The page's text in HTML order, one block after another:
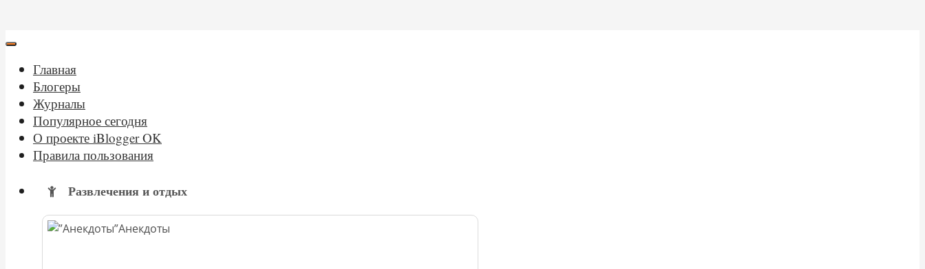
Главная
Блогеры
Журналы
Популярное сегодня
О проекте iBlogger OK
Правила пользования
Развлечения и отдых
Анекдоты